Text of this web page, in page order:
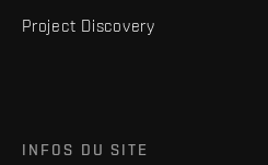
Project Discovery
INFOS DU SITE